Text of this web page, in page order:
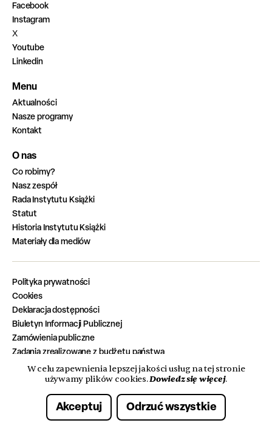
Facebook
Instagram
X
Youtube
Linkedin
Menu
Aktualności
Nasze programy
Kontakt
O nas
Co robimy?
Nasz zespół
Rada Instytutu Książki
Statut
Historia Instytutu Książki
Materiały dla mediów
Polityka prywatności
Cookies
Deklaracja dostępności
Biuletyn Informacji Publicznej
Zamówienia publiczne
Zadania zrealizowane z budżetu państwa
Oferty pracy
© 2026 Instytut Książki. Wszelkie prawa zastrzeżone.
Made with care by
W celu zapewnienia lepszej jakości usług na tej stronie
używamy plików cookies.Dowiedz się więcej.
Akceptuj Odrzuć wszystkie